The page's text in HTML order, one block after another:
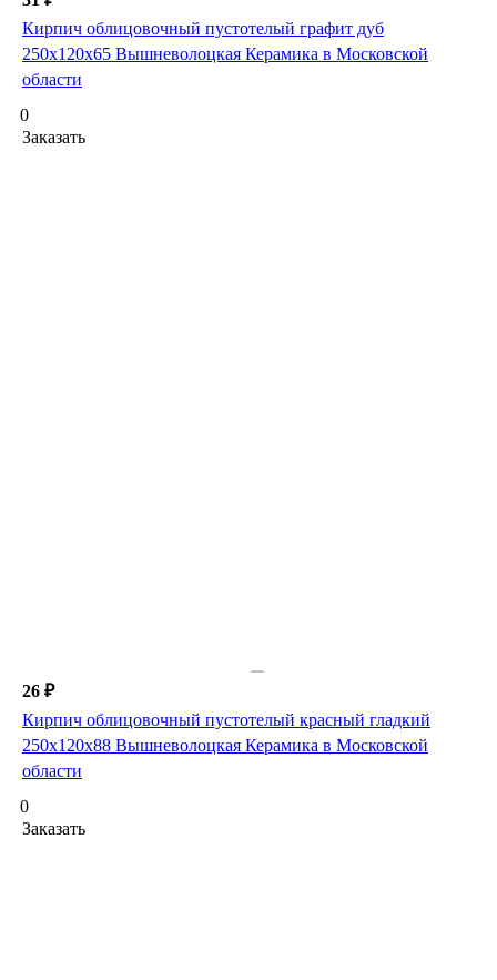
Кирпич облицовочный пустотелый графит дуб
250х120х65 Вышневолоцкая Керамика в Московской
области
0
Заказать
26 ₽
Кирпич облицовочный пустотелый красный гладкий
250х120х88 Вышневолоцкая Керамика в Московской
области
0
Заказать